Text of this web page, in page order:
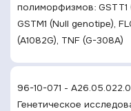
полиморфизмов: GSTT1
GSTM1 (Null genotipe),
(A1082G), TNF (G-308A)
96-10-071 -
Генетическое